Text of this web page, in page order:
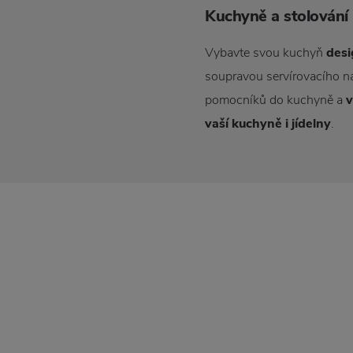
Kuchyně a
Vybavte svou kuchyň
soupravou servírovacího
pomocníků do kuchyně a
vaší kuchyně i jídelny.